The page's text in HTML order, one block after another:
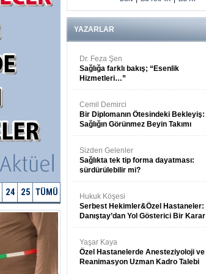
24 25 TÜMÜ
YAZARLAR
Dr. Feza Şen
Sağlığa farklı bakış; “Esenlik
Hizmetleri…”
Cemil Demirci
Bir Diplomanın Ötesindeki Bekleyiş:
Sağlığın Görünmez Beyin Takımı
Sizden Gelenler
Sağlıkta tek tip forma dayatması:
sürdürülebilir mi?
Hukuk Köşesi
Serbest Hekimler&Özel Hastaneler:
Danıştay’dan Yol Gösterici Bir Karar
Yaşar Kaya
Özel Hastanelerde Anesteziyoloji ve
Reanimasyon Uzman Kadro Talebi